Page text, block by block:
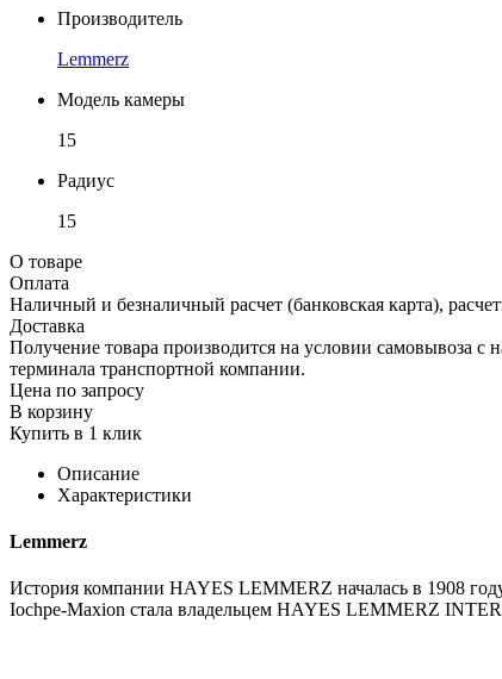
Производитель
Lemmerz
Модель камеры
15
Радиус
15
О товаре
Оплата
Наличный и безналичный расчет (банковская карта),
Доставка
Получение товара производится на условии самовывоза
терминала транспортной компании.
Цена по запросу
В корзину
Купить в 1 клик
Описание
Характеристики
Lemmerz
История компании HAYES LEMMERZ началась в 1908
Iochpe-Maxion стала владельцем HAYES LEMMERZ